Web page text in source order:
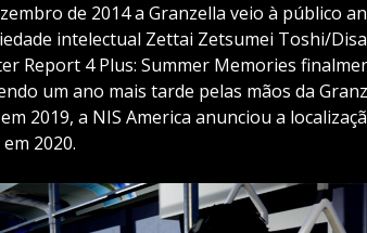
de 2014 a Granzella veio à público
intelectual Zettai Zetsumei Toshi/
Report 4 Plus: Summer Memories
um ano mais tarde pelas mãos da
2019, a NIS America anunciou a
2020.